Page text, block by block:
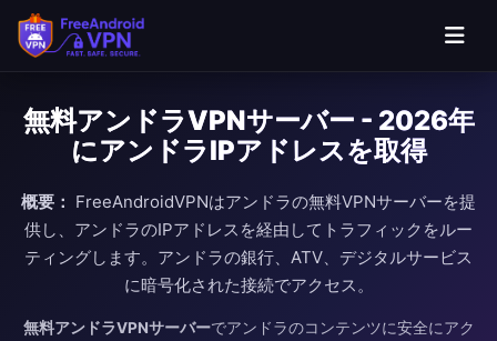
無料アンドラVPNサーバー - 2026年
にアンドラIPアドレスを取得
概要： FreeAndroidVPNはアンドラの無料VPNサーバーを提
供し、アンドラのIPアドレスを経由してトラフィックをルー
ティングします。アンドラの銀行、ATV、デジタルサービス
に暗号化された接続でアクセス。
無料アンドラVPNサーバーでアンドラのコンテンツに安全にアク